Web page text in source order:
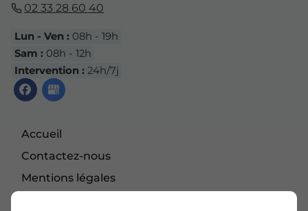
02 33 28 60 40
Lun - Ven :08h - 19h
Sam :08h - 12h
Intervention :24h/7j
Accueil
Contactez-nous
Mentions légales